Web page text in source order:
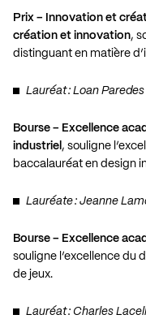
Prix – Innovation et
création et innovation,
distinguant en matière
Lauréat : Loan
Bourse – Excellence
industriel , souligne
baccalauréat en design
Lauréate : Jeanne
Bourse – Excellence
souligne l’excellence du
de jeux.
Lauréat : Charles